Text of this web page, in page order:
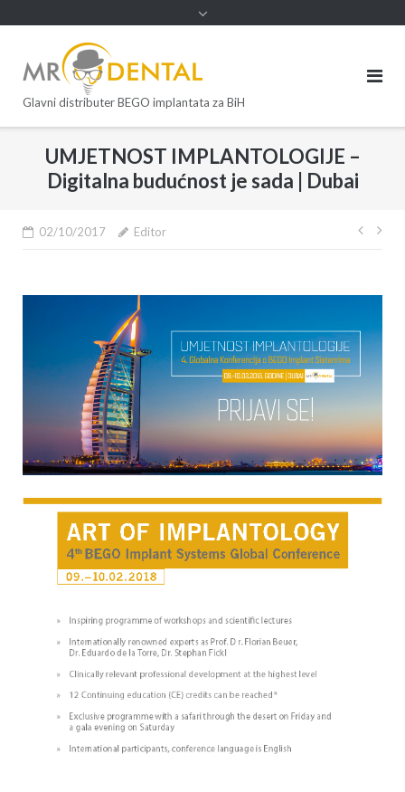
Glavni distributer BEGO implantata za BiH
UMJETNOST IMPLANTOLOGIJE –
Digitalna budućnost je sada | Dubai
02/10/2017 Editor